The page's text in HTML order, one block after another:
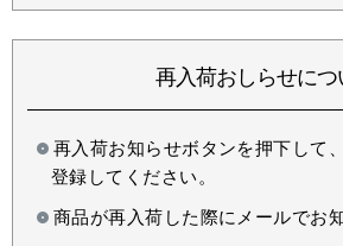
再入荷おしらせにつ
再入荷お知らせボタンを押下して
登録してください。
商品が再入荷した際にメールでお